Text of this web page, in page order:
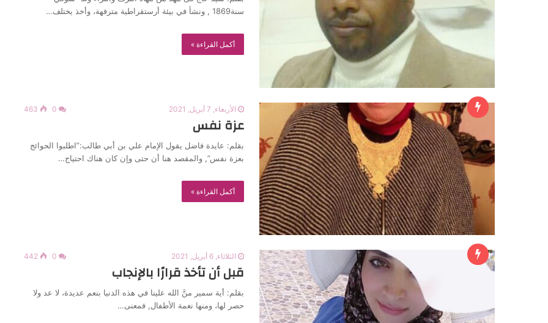
سنة1869 , ونشأ في بيئة أرستقراطية مترفهة، وأخذ يختلف…
أكمل القراءة »
الأربعاء, 7 أبريل, 2021 0
463
عزة نفس
بقلم: عايدة فاضل يقول الإمام علي بن أبي طالب:”اطلبوا الحوائج
بعزة نفس”, والمقصد هنا أن حتى وإن كان هناك احتياج…
أكمل القراءة »
الثلاثاء, 6 أبريل, 2021 0
442
قبل أن تأخذ قرارًا بالإنجاب
بقلم: أية سمير منَّ الله علينا في هذه الدنيا بنعم عديدة، لا عد ولا
حصر لها، ومنها نعمة الأطفال, فمعنى…